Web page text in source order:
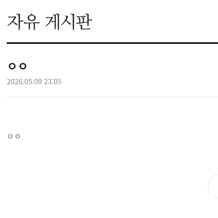
ㅇㅇ
2026.05.09 23:05
ㅇㅇ